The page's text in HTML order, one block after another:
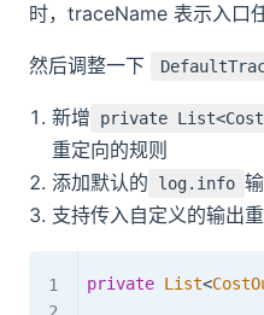
时，traceName 表示入口
然后调整一下
新增 private
重定向的规则
添加默认的
log.info
支持传入自定义的输出
private List<